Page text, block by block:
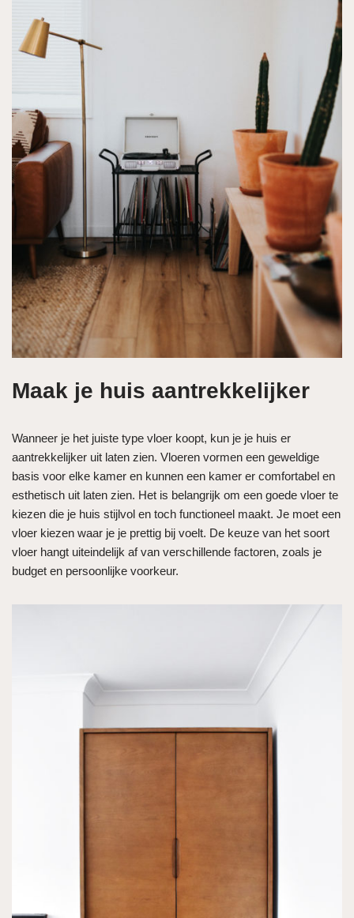
Maak je huis aantrekkelijker
Wanneer je het juiste type vloer koopt, kun je je huis er
aantrekkelijker uit laten zien. Vloeren vormen een geweldige
basis voor elke kamer en kunnen een kamer er comfortabel en
esthetisch uit laten zien. Het is belangrijk om een ​​goede vloer te
kiezen die je huis stijlvol en toch functioneel maakt. Je moet een
vloer kiezen waar je je prettig bij voelt. De keuze van het soort
vloer hangt uiteindelijk af van verschillende factoren, zoals je
budget en persoonlijke voorkeur.